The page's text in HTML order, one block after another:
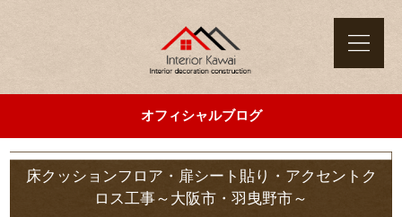
オフィシャルブログ
床クッションフロア・扉シート貼り・アクセントク
ロス工事～大阪市・羽曳野市～